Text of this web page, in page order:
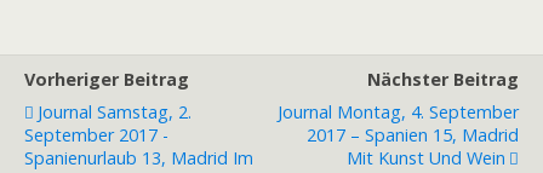
Vorheriger Beitrag
Journal Samstag, 2.
September 2017 -
Spanienurlaub 13, Madrid Im
Nächster Beitrag
Journal Montag, 4. September
2017 – Spanien 15, Madrid
Mit Kunst Und Wein